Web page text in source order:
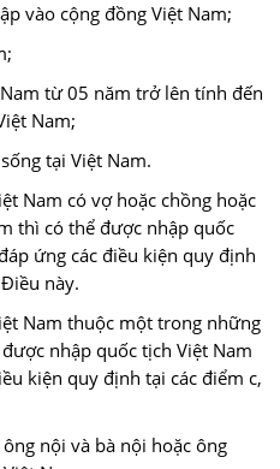
vào cộng đồng Việt Nam;
từ 05 năm trở lên tính đến
Nam;
tại Việt Nam.
Nam có vợ hoặc chồng hoặc
thì có thể được nhập quốc
ứng các điều kiện quy định
này.
Nam thuộc một trong những
nhập quốc tịch Việt Nam
kiện quy định tại các điểm c,
nội và bà nội hoặc ông